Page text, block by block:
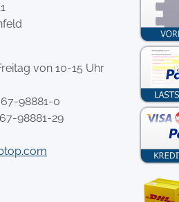
von 10-15 Uhr
98881-0
98881-29